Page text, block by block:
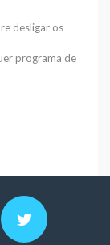
desligar os
programa de